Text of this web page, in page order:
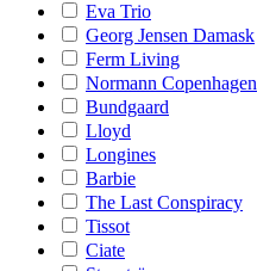
Eva Trio
Georg Jensen Damask
Ferm Living
Normann Copenhagen
Bundgaard
Lloyd
Longines
Barbie
The Last Conspiracy
Tissot
Ciate